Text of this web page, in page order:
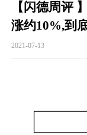
【闪德周评
涨约10%,到
2021-07-13